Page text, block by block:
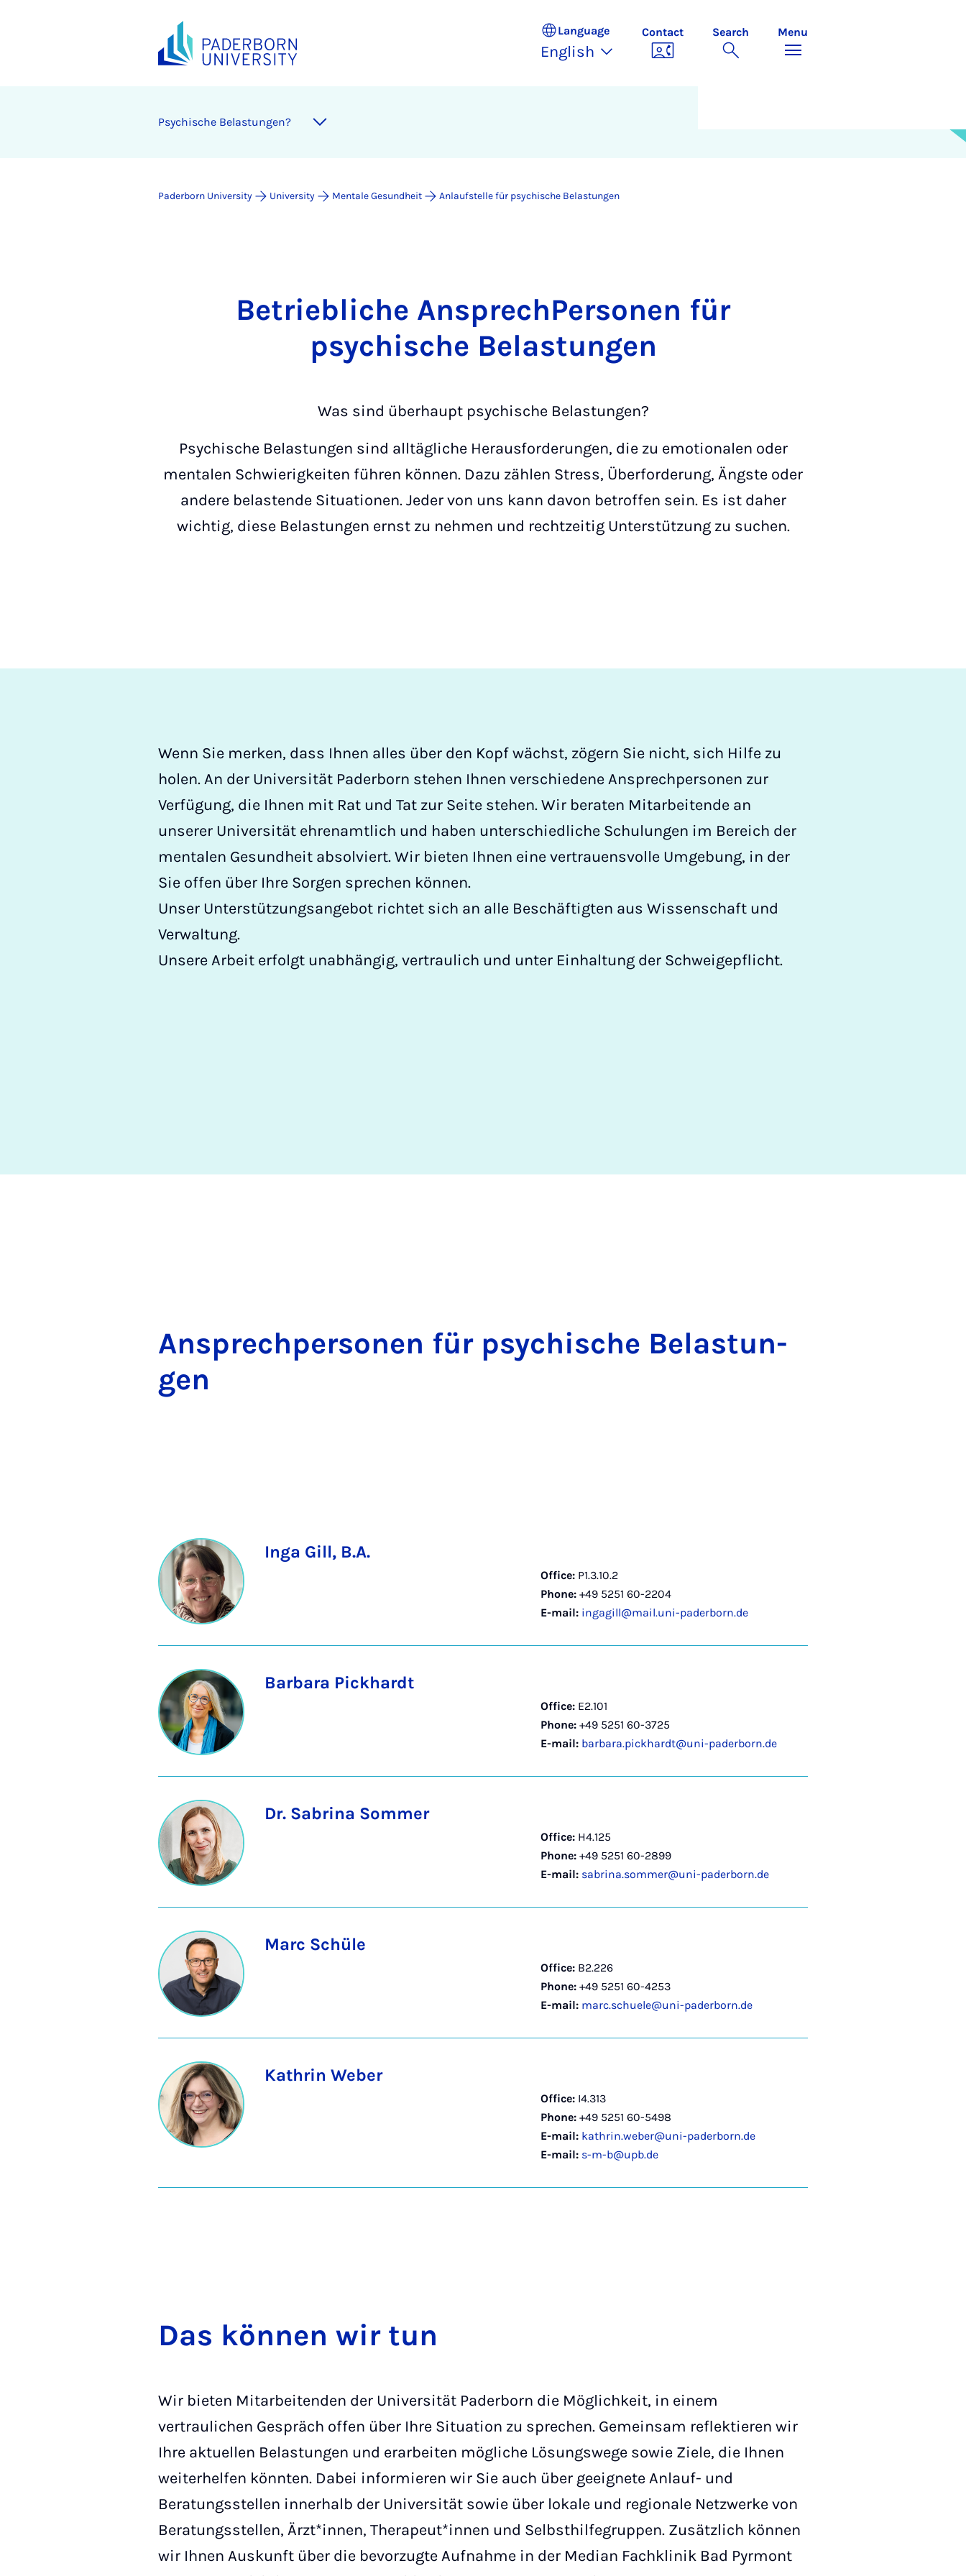
Language
English
Contact Search Menu
Psychische Belastungen?
Paderborn University University Mentale Gesundheit Anlaufstelle für psychische Belastungen
Betriebliche AnsprechPersonen für
psychische Belastungen
Was sind überhaupt psychische Belastungen?
Psychische Belastungen sind alltägliche Herausforderungen, die zu emotionalen oder
mentalen Schwierigkeiten führen können. Dazu zählen Stress, Überforderung, Ängste oder
andere belastende Situationen. Jeder von uns kann davon betroffen sein. Es ist daher
wichtig, diese Belastungen ernst zu nehmen und rechtzeitig Unterstützung zu suchen.
Wenn Sie merken, dass Ihnen alles über den Kopf wächst, zögern Sie nicht, sich Hilfe zu
holen. An der Universität Paderborn stehen Ihnen verschiedene Ansprechpersonen zur
Verfügung, die Ihnen mit Rat und Tat zur Seite stehen. Wir beraten Mitarbeitende an
unserer Universität ehrenamtlich und haben unterschiedliche Schulungen im Bereich der
mentalen Gesundheit absolviert. Wir bieten Ihnen eine vertrauensvolle Umgebung, in der
Sie offen über Ihre Sorgen sprechen können.
Unser Unterstützungsangebot richtet sich an alle Beschäftigten aus Wissenschaft und
Verwaltung.
Unsere Arbeit erfolgt unabhängig, vertraulich und unter Einhaltung der Schweigepflicht.
An­s­prech­per­son­en für psych­is­che Be­las­t­un­
gen
Inga Gill, B.A.
Office: P1.3.10.2
Phone: +49 5251 60-2204
E-mail: ingagill@mail.uni-paderborn.de
Barbara Pickhardt
Office: E2.101
Phone: +49 5251 60-3725
E-mail: barbara.pickhardt@uni-paderborn.de
Dr. Sabrina Sommer
Office: H4.125
Phone: +49 5251 60-2899
E-mail: sabrina.sommer@uni-paderborn.de
Marc Schüle
Office: B2.226
Phone: +49 5251 60-4253
E-mail: marc.schuele@uni-paderborn.de
Kathrin Weber
Office: I4.313
Phone: +49 5251 60-5498
E-mail: kathrin.weber@uni-paderborn.de
E-mail: s-m-b@upb.de
Das können wir tun
Wir bieten Mitarbeitenden der Universität Paderborn die Möglichkeit, in einem
vertraulichen Gespräch offen über Ihre Situation zu sprechen. Gemeinsam reflektieren wir
Ihre aktuellen Belastungen und erarbeiten mögliche Lösungswege sowie Ziele, die Ihnen
weiterhelfen könnten. Dabei informieren wir Sie auch über geeignete Anlauf- und
Beratungsstellen innerhalb der Universität sowie über lokale und regionale Netzwerke von
Beratungsstellen, Ärzt*innen, Therapeut*innen und Selbsthilfegruppen. Zusätzlich können
wir Ihnen Auskunft über die bevorzugte Aufnahme in der Median Fachklinik Bad Pyrmont